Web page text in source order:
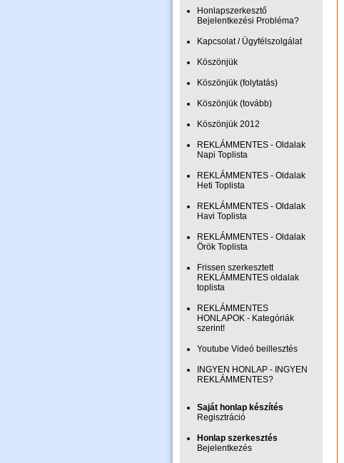
Honlapszerkesztő
Bejelentkezési Probléma?
Kapcsolat / Ügyfélszolgálat
Köszönjük
Köszönjük (folytatás)
Köszönjük (tovább)
Köszönjük 2012
REKLÁMMENTES - Oldalak
Napi Toplista
REKLÁMMENTES - Oldalak
Heti Toplista
REKLÁMMENTES - Oldalak
Havi Toplista
REKLÁMMENTES - Oldalak
Örök Toplista
Frissen szerkesztett
REKLÁMMENTES oldalak
toplista
REKLÁMMENTES
HONLAPOK - Kategóriák
szerint!
Youtube Videó beillesztés
INGYEN HONLAP - INGYEN
REKLÁMMENTES?
Saját honlap készítés
Regisztráció
Honlap szerkesztés
Bejelentkezés